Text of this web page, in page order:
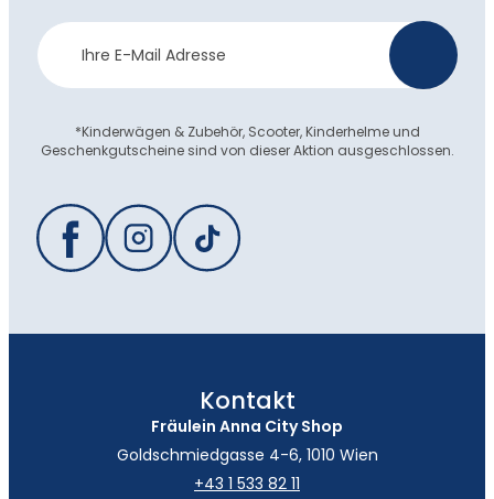
Newsletter
Anmeldung
*Kinderwägen & Zubehör, Scooter, Kinderhelme und
Geschenkgutscheine sind von dieser Aktion ausgeschlossen.
Kontakt
Fräulein Anna City Shop
Goldschmiedgasse 4-6, 1010 Wien
+43 1 533 82 11